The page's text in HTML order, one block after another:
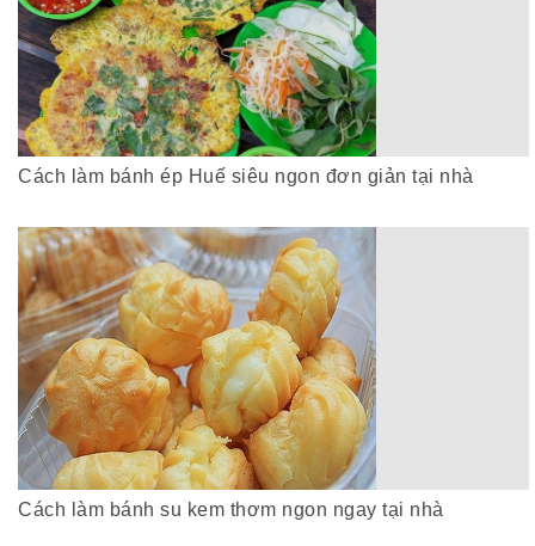
Cách làm bánh ép Huế siêu ngon đơn giản tại nhà
Cách làm bánh su kem thơm ngon ngay tại nhà